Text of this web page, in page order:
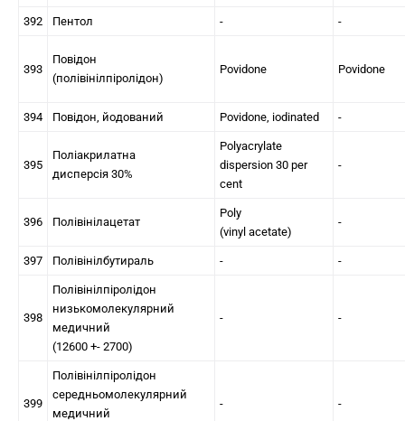
392 Пентол - -
393
Повідон
(полівінілпіролідон)
Povidone Povidone
394 Повідон, йодований Povidone, iodinated -
395
Поліакрилатна
дисперсія 30%
Polyacrylate
dispersion 30 per
cent
-
396 Полівінілацетат
Poly
(vinyl acetate)
-
397 Полівінілбутираль - -
398
Полівінілпіролідон
низькомолекулярний
медичний
(12600 +- 2700)
- -
399
Полівінілпіролідон
середньомолекулярний
медичний
- -